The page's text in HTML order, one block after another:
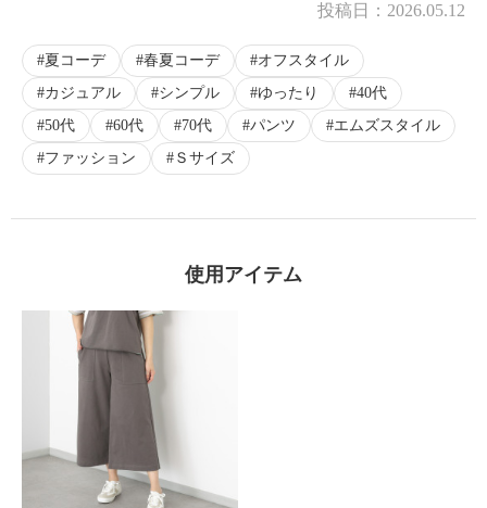
投稿日： 2026.05.12
夏コーデ 春夏コーデ
オフスタイル
カジュアル
シンプル ゆったり
40代
50代
60代 70代 パンツ
エムズスタイル
ファッション
Ｓサイズ
使用アイテム